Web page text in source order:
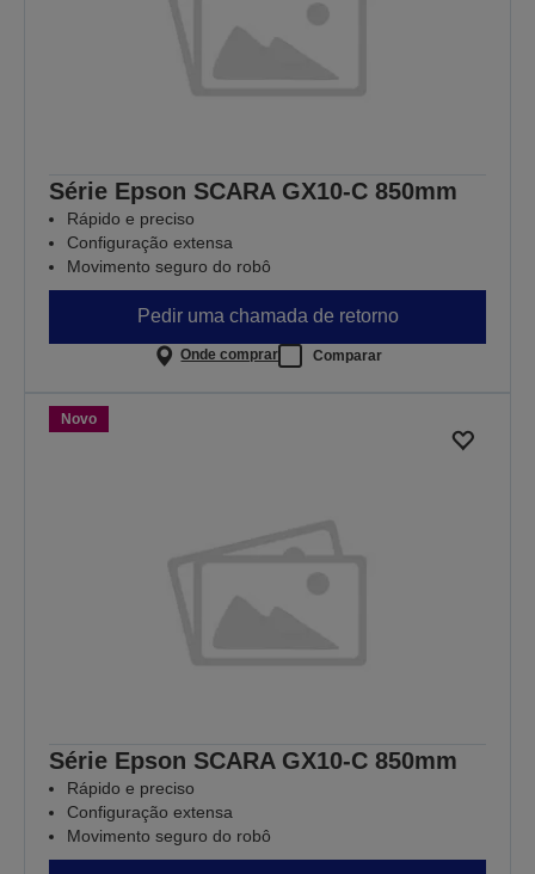
Série Epson SCARA GX10-C 850mm
Rápido e preciso
Configuração extensa
Movimento seguro do robô
Pedir uma chamada de retorno
Onde comprar Comparar
Novo
Série Epson SCARA GX10-C 850mm
Rápido e preciso
Configuração extensa
Movimento seguro do robô